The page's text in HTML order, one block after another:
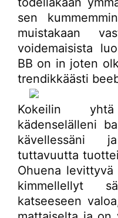
sen
muistakaan
voidemaisista
BB on in joten
trendikkäästi
Kokeilin
kädenselälleni
kävellessäni
tuttavuutta
Ohuena
kimmellellyt
katseeseen